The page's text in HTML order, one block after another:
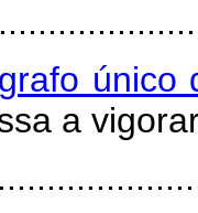
único
a